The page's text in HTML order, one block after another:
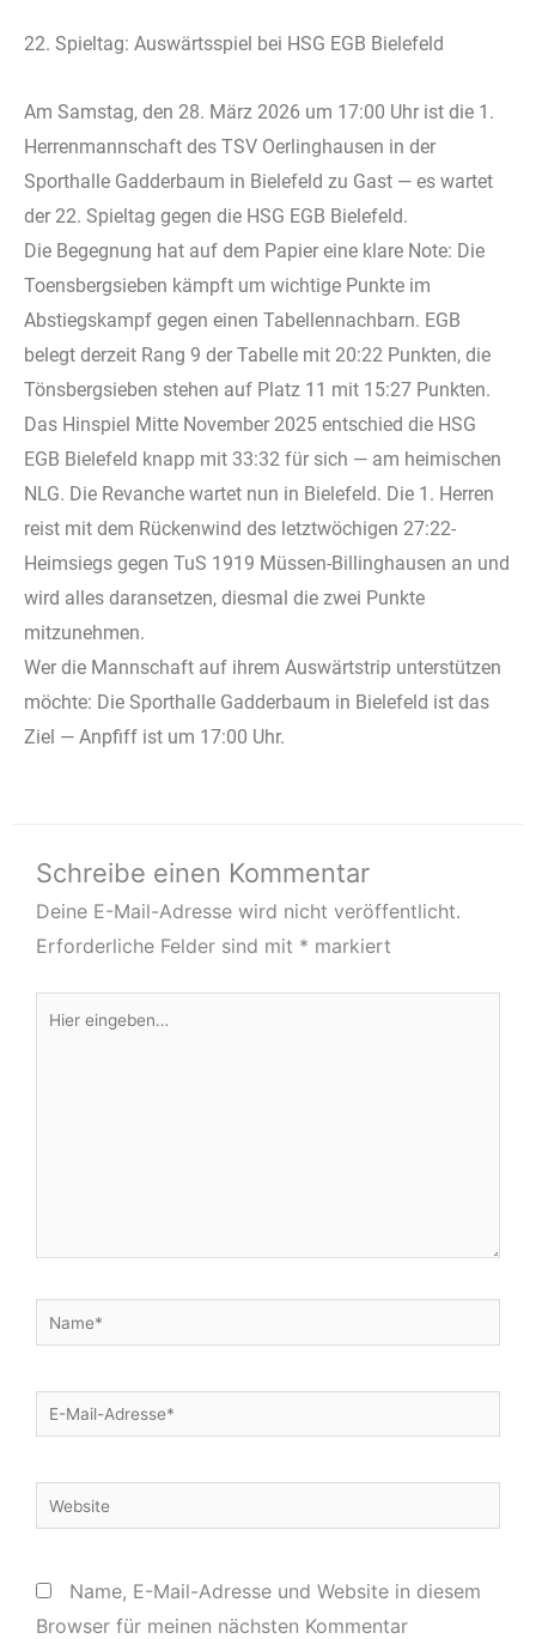
22. Spieltag: Auswärtsspiel bei HSG EGB Bielefeld
Am Samstag, den 28. März 2026 um 17:00 Uhr ist die 1.
Herrenmannschaft des TSV Oerlinghausen in der
Sporthalle Gadderbaum in Bielefeld zu Gast — es wartet
der 22. Spieltag gegen die HSG EGB Bielefeld.
Die Begegnung hat auf dem Papier eine klare Note: Die
Toensbergsieben kämpft um wichtige Punkte im
Abstiegskampf gegen einen Tabellennachbarn. EGB
belegt derzeit Rang 9 der Tabelle mit 20:22 Punkten, die
Tönsbergsieben stehen auf Platz 11 mit 15:27 Punkten.
Das Hinspiel Mitte November 2025 entschied die HSG
EGB Bielefeld knapp mit 33:32 für sich — am heimischen
NLG. Die Revanche wartet nun in Bielefeld. Die 1. Herren
reist mit dem Rückenwind des letztwöchigen 27:22-
Heimsiegs gegen TuS 1919 Müssen-Billinghausen an und
wird alles daransetzen, diesmal die zwei Punkte
mitzunehmen.
Wer die Mannschaft auf ihrem Auswärtstrip unterstützen
möchte: Die Sporthalle Gadderbaum in Bielefeld ist das
Ziel — Anpfiff ist um 17:00 Uhr.
Schreibe einen Kommentar
Deine E-Mail-Adresse wird nicht veröffentlicht.
Erforderliche Felder sind mit * markiert
Name*
E-
Mail-
Website
Name, E-Mail-Adresse und Website in diesem
Browser für meinen nächsten Kommentar